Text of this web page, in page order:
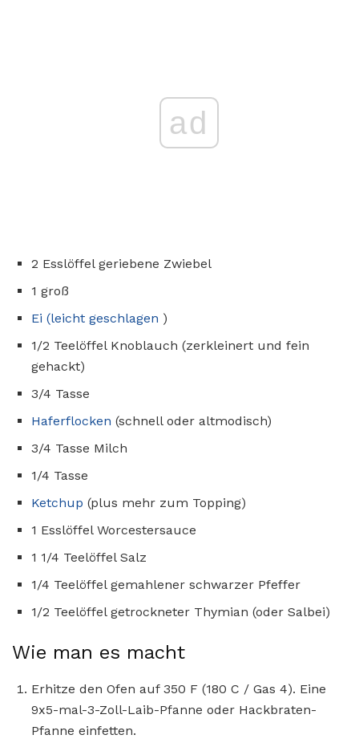
ad
2 Esslöffel geriebene Zwiebel
1 groß
Ei (leicht geschlagen )
1/2 Teelöffel Knoblauch (zerkleinert und fein
gehackt)
3/4 Tasse
Haferflocken (schnell oder altmodisch)
3/4 Tasse Milch
1/4 Tasse
Ketchup (plus mehr zum Topping)
1 Esslöffel Worcestersauce
1 1/4 Teelöffel Salz
1/4 Teelöffel gemahlener schwarzer Pfeffer
1/2 Teelöffel getrockneter Thymian (oder Salbei)
Wie man es macht
Erhitze den Ofen auf 350 F (180 C / Gas 4). Eine
9x5-mal-3-Zoll-Laib-Pfanne oder Hackbraten-
Pfanne einfetten.